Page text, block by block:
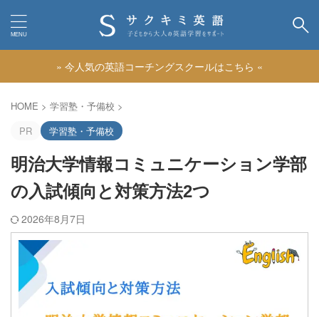
» 今人気の英語コーチングスクールはこちら «
HOME > 学習塾・予備校 >
PR
学習塾・予備校
明治大学情報コミュニケーション学部
の入試傾向と対策方法2つ
2026年8月7日